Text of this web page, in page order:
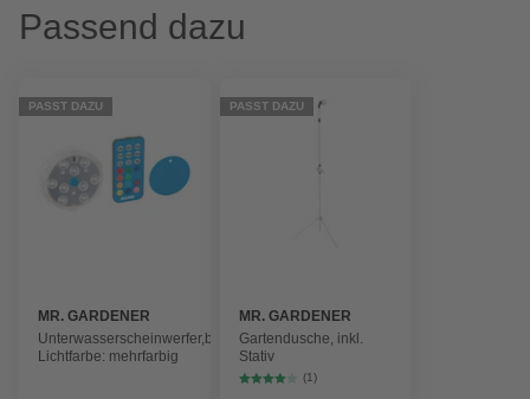
Passend dazu
PASST DAZU
MR. GARDENER
Unterwasserscheinwerfer,batteriebetrieben,
Lichtfarbe: mehrfarbig
PASST DAZU
MR. GARDENER
Gartendusche, inkl.
Stativ
(1)